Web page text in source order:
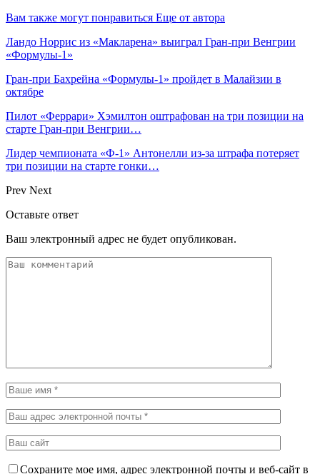
Вам также могут понравиться Еще от автора
Ландо Норрис из «Макларена» выиграл Гран‑при Венгрии
«Формулы‑1»
Гран‑при Бахрейна «Формулы‑1» пройдет в Малайзии в
октябре
Пилот «Феррари» Хэмилтон оштрафован на три позиции на
старте Гран‑при Венгрии…
Лидер чемпионата «Ф‑1» Антонелли из‑за штрафа потеряет
три позиции на старте гонки…
Prev Next
Оставьте ответ
Ваш электронный адрес не будет опубликован.
Сохраните мое имя, адрес электронной почты и веб-сайт в